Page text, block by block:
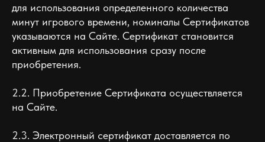
для использования определенного количества
минут игрового времени, номиналы Сертификатов
указываются на Сайте. Сертификат становится
активным для использования сразу после
приобретения.
2.2. Приобретение Сертификата осуществляется
на Сайте.
2.3. Электронный сертификат доставляется по